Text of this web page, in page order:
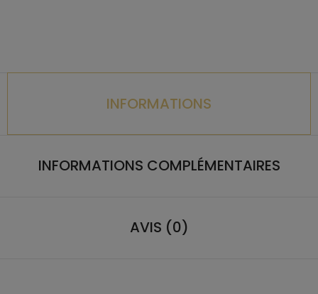
INFORMATIONS
INFORMATIONS COMPLÉMENTAIRES
AVIS (0)